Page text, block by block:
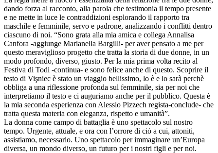
dando forza al racconto, alla parola che testimonia il tempo presente
e ne mette in luce le contraddizioni esplorando il rapporto tra
maschile e femminile, servo e padrone, analizzando i conflitti dentro
ciascuno di noi. “Sono grata alla mia amica e collega Annalisa
Canfora -aggiunge Marianella Bargilli- per aver pensato a me per
questo meraviglioso progetto che tratta la storia di due donne, in un
modo profondo, diverso, giusto. Per la mia prima volta recito al
Festiva di Todi -continua- e sono felice anche di questo. Scoprire il
testo di Vişniec è stato un viaggio bellissimo, lo è e lo sarà perchè
obbliga a una riflessione profonda sul femminile, sia per noi che
interpretiamo il testo e ci auguriamo anche per il pubblico. Questa è
la mia seconda esperienza con Alessio Pizzech regista-conclude- che
tratta questa materia con eleganza, rispetto e umanità”.
La donna come campo di battaglia è uno spettacolo sul nostro
tempo. Urgente, attuale, e ora con l’orrore di ciò a cui, attoniti,
assistiamo, necessario. Uno spettacolo per immaginare un’Europa
diversa, un mondo diverso, un futuro per i nostri figli e per noi.